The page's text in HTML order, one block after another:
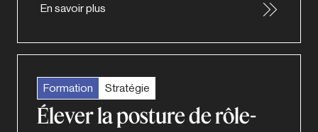
En savoir plus
Formation Stratégie
Élever la posture de rôle-